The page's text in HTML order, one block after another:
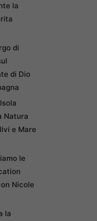
la
di
di Dio
Natura
e Mare
le
Nicole
la